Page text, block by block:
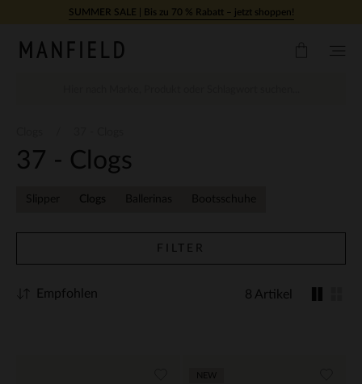
Zum Inhalt springenSUMMER SALE | Bis zu 70 % Rabatt – jetzt shoppen!
37 - Clogs
Slipper Clogs Ballerinas Bootsschuhe
FILTER
8 Artikel
Empfohlen